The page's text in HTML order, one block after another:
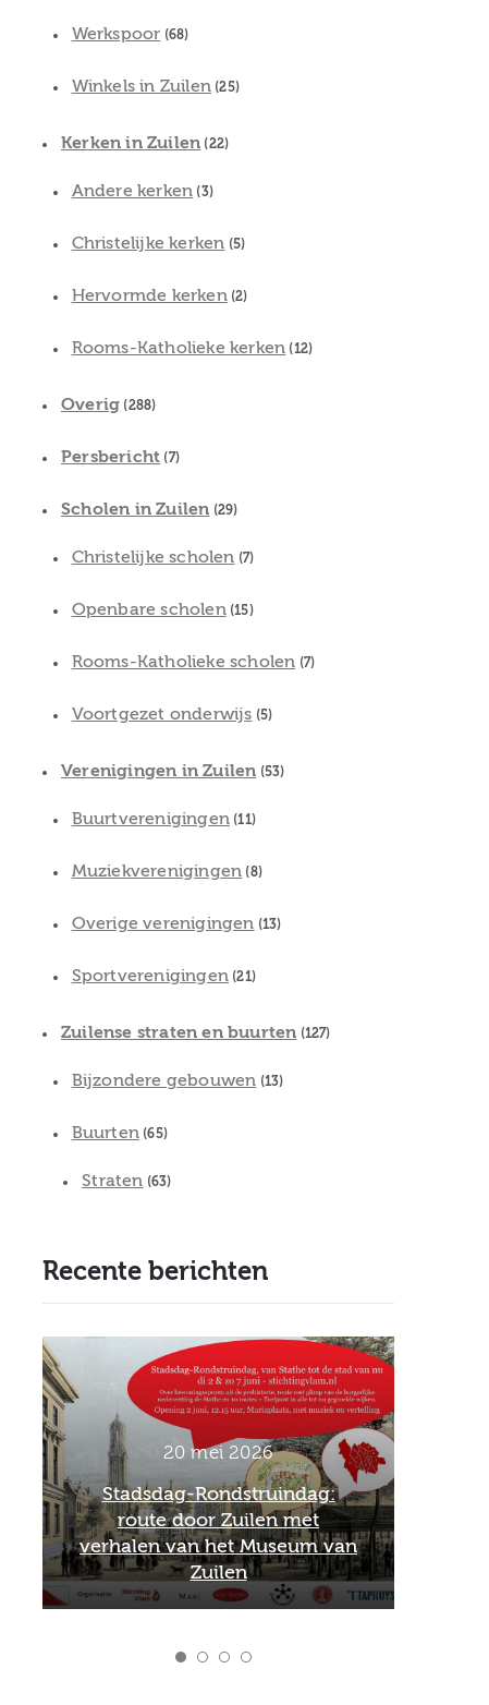
Werkspoor (68)
Winkels in Zuilen (25)
Kerken in Zuilen (22)
Andere kerken (3)
Christelijke kerken (5)
Hervormde kerken(2)
Rooms-Katholieke kerken (12)
Overig (288)
Persbericht (7)
Scholen in Zuilen (29)
Christelijke scholen (7)
Openbare scholen(15)
Rooms-Katholieke scholen (7)
Voortgezet onderwijs (5)
Verenigingen in Zuilen (53)
Buurtverenigingen (11)
Muziekverenigingen (8)
Overige verenigingen (13)
Sportverenigingen (21)
Zuilense straten en buurten (127)
Bijzondere gebouwen (13)
Buurten (65)
Straten (63)
Recente berichten
2 maart 2026
Officieel afscheid Wim van
Scharenburg als directeur van
het Museum van Zuilen